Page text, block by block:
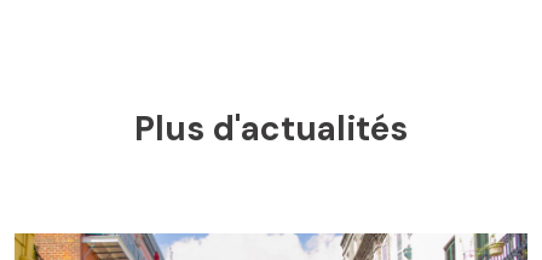
Plus d'actualités